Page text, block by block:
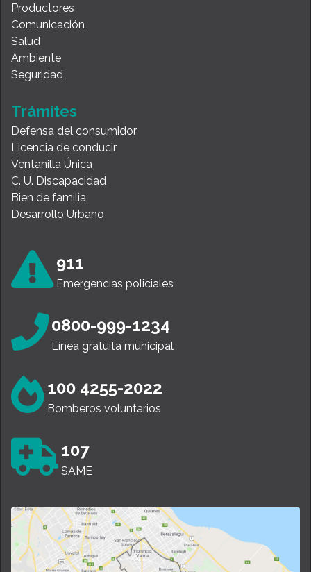
Productores
Comunicación
Salud
Ambiente
Seguridad
Trámites
Defensa del consumidor
Licencia de conducir
Ventanilla Única
C. U. Discapacidad
Bien de familia
Desarrollo Urbano
911
Emergencias policiales
0800-999-1234
Línea gratuita municipal
100 4255-2022
Bomberos voluntarios
107
SAME